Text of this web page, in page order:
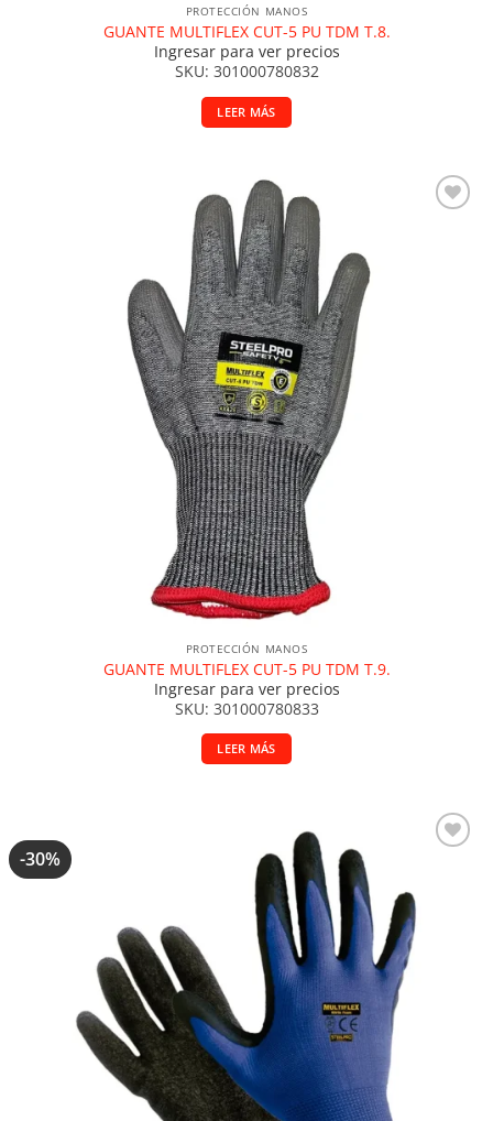
PROTECCIÓN MANOS
GUANTE MULTIFLEX CUT-5 PU TDM T.8.
Ingresar para ver precios
SKU: 301000780832
LEER MÁS
PROTECCIÓN MANOS
GUANTE MULTIFLEX CUT-5 PU TDM T.9.
Ingresar para ver precios
SKU: 301000780833
LEER MÁS
-30%